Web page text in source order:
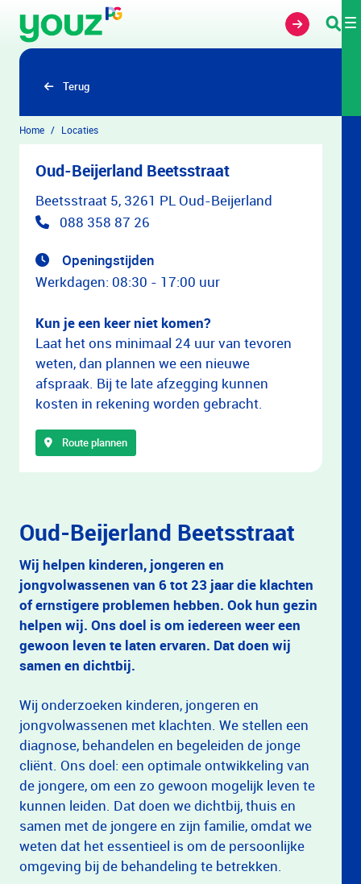
Overslaan en naar hoofdinhoud gaan
Terug
Home Locaties
Oud-Beijerland Beetsstraat
Beetsstraat 5, 3261 PL Oud-Beijerland
088 358 87 26
Openingstijden
Werkdagen: 08:30 - 17:00 uur
Kun je een keer niet komen?
Laat het ons minimaal 24 uur van tevoren
weten, dan plannen we een nieuwe
afspraak. Bij te late afzegging kunnen
kosten in rekening worden gebracht.
Route plannen
Oud-Beijerland Beetsstraat
Wij helpen kinderen, jongeren en
jongvolwassenen van 6 tot 23 jaar die klachten
of ernstigere problemen hebben. Ook hun gezin
helpen wij. Ons doel is om iedereen weer een
gewoon leven te laten ervaren. Dat doen wij
samen en dichtbij.
Wij onderzoeken kinderen, jongeren en
jongvolwassenen met klachten. We stellen een
diagnose, behandelen en begeleiden de jonge
cliënt. Ons doel: een optimale ontwikkeling van
de jongere, om een zo gewoon mogelijk leven te
kunnen leiden. Dat doen we dichtbij, thuis en
samen met de jongere en zijn familie, omdat we
weten dat het essentieel is om de persoonlijke
omgeving bij de behandeling te betrekken.